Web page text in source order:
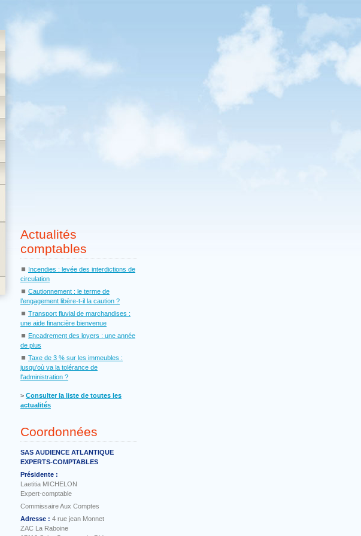
Actualités
comptables
⏹ Incendies : levée des interdictions de
circulation
⏹ Cautionnement : le terme de
l’engagement libère-t-il la caution ?
⏹ Transport fluvial de marchandises :
une aide financière bienvenue
⏹ Encadrement des loyers : une année
de plus
⏹ Taxe de 3 % sur les immeubles :
jusqu'où va la tolérance de
l'administration ?
˃ Consulter la liste de toutes les
actualités
Coordonnées
SAS AUDIENCE ATLANTIQUE
EXPERTS-COMPTABLES
Présidente :
Laetitia MICHELON
Expert-comptable
Commissaire Aux Comptes
Adresse : 4 rue jean Monnet
ZAC La Raboine